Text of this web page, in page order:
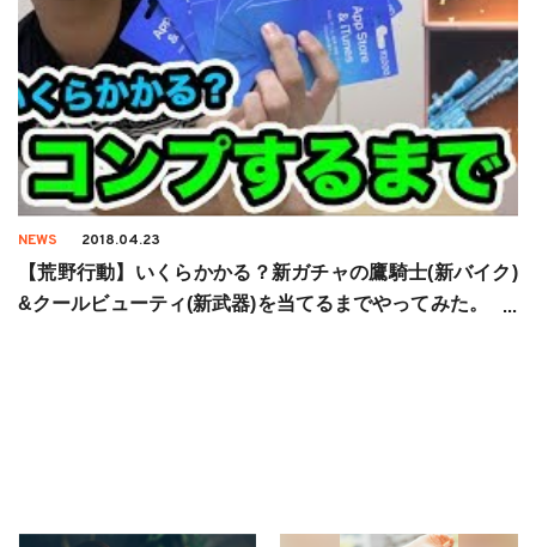
NEWS 2018.04.23
【荒野行動】いくらかかる？新ガチャの鷹騎士(新バイク)
&クールビューティ(新武器)を当てるまでやってみた。【5